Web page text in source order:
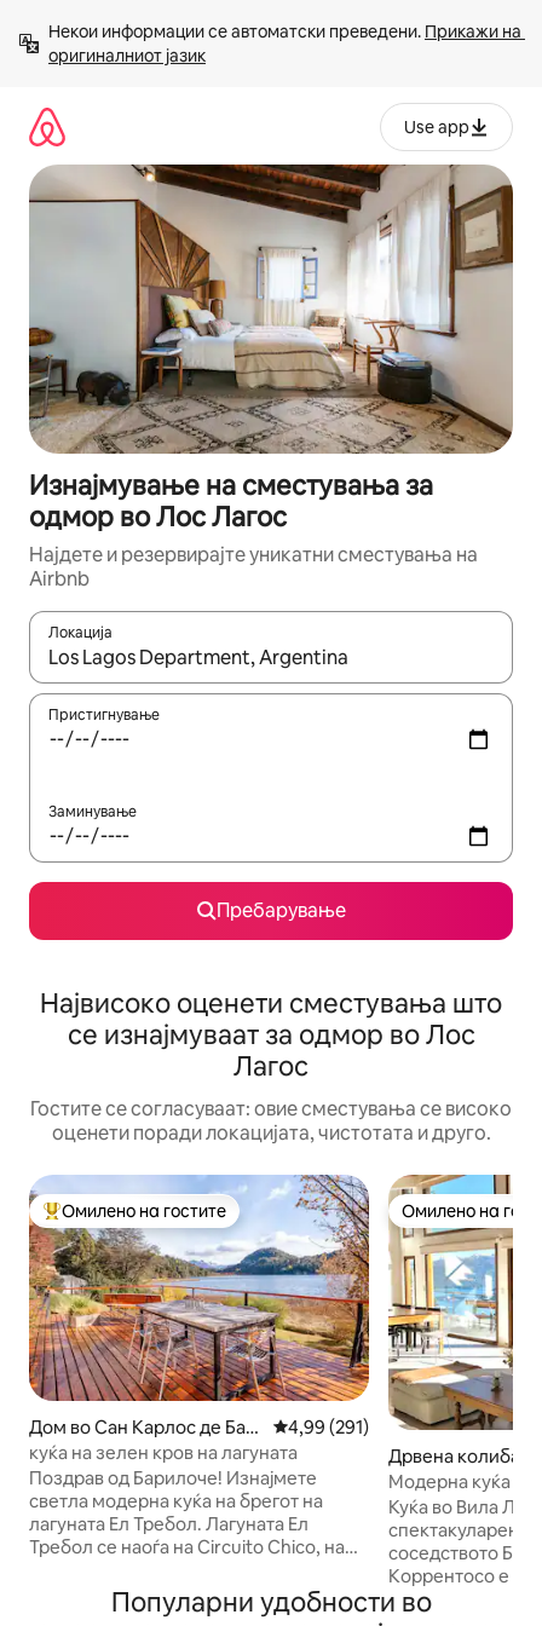
содржина
Некои информации се автоматски преведени. Прикажи на
оригиналниот јазик
Use app
Изнајмување на сместувања за
одмор во Лос Лагос
Најдете и резервирајте уникатни сместувања на
Airbnb
Локација
Кога резултатите се достапни, движете се со копчињата
Пристигнување
Заминување
Пребарување
Највисоко оценети сместувања што
се изнајмуваат за одмор во Лос
Лагос
Гостите се согласуваат: овие сместувања се високо
оценети поради локацијата, чистотата и друго.
Меѓу најуспешните „Омилени на гостите“
Омилено на гостите
Дом во Сан Карлос де Бар
илоче
Просечна оцена: 4,99 од 5,
4,99 (291)
куќа на зелен кров на лагуната
Поздрав од Барилоче! Изнајмете
светла модерна куќа на брегот на
лагуната Ел Требол. Лагуната Ел
Требол се наоѓа на Circuito Chico, на
центарот на Барилоче. Кога ќе се
најдете на „Circuito Chico“, вие сте на
Омилено на
Омилено на
Дрвена колиба
ngostura
Модерна куќа со
и поглед кон
Куќа во Вила Ла
спектакуларен
соседството
Коррентосо е
езерото Науел
Популарни удобности во